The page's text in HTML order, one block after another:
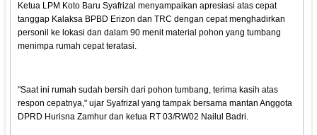
Ketua LPM Koto Baru Syafrizal menyampaikan apresiasi atas cepat
tanggap Kalaksa BPBD Erizon dan TRC dengan cepat menghadirkan
personil ke lokasi dan dalam 90 menit material pohon yang tumbang
menimpa rumah cepat teratasi.
"Saat ini rumah sudah bersih dari pohon tumbang, terima kasih atas
respon cepatnya," ujar Syafrizal yang tampak bersama mantan Anggota
DPRD Hurisna Zamhur dan ketua RT 03/RW02 Nailul Badri.